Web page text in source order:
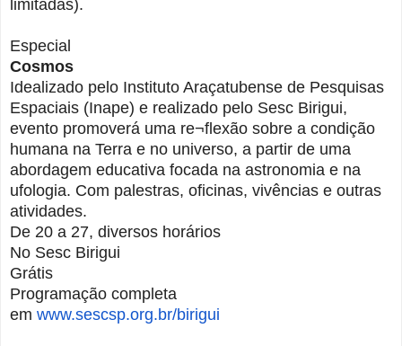
limitadas).
Especial
Cosmos
Idealizado pelo Instituto Araçatubense de Pesquisas
Espaciais (Inape) e realizado pelo Sesc Birigui,
evento promoverá uma re¬flexão sobre a condição
humana na Terra e no universo, a partir de uma
abordagem educativa focada na astronomia e na
ufologia. Com palestras, oficinas, vivências e outras
atividades.
De 20 a 27, diversos horários
No Sesc Birigui
Grátis
Programação completa
em www.sescsp.org.br/birigui